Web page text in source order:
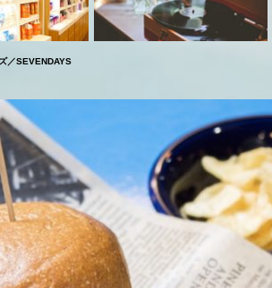
／SEVENDAYS